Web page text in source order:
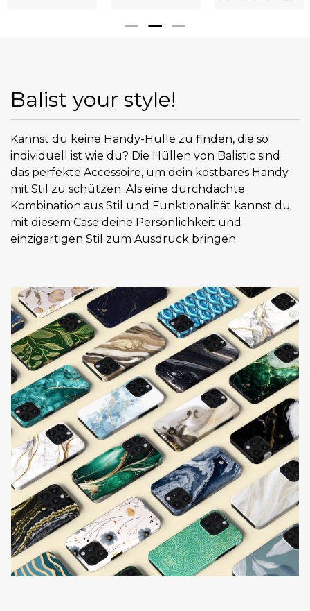
Balist your style!
Kannst du keine Händy-Hülle zu finden, die so
individuell ist wie du? Die Hüllen von Balistic sind
das perfekte Accessoire, um dein kostbares Handy
mit Stil zu schützen. Als eine durchdachte
Kombination aus Stil und Funktionalität kannst du
mit diesem Case deine Persönlichkeit und
einzigartigen Stil zum Ausdruck bringen.